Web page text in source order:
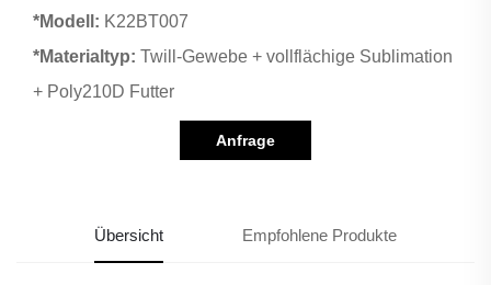
*Modell: K22BT007
*Materialtyp: Twill-Gewebe + vollflächige Sublimation
+ Poly210D Futter
Anfrage
Übersicht Empfohlene Produkte